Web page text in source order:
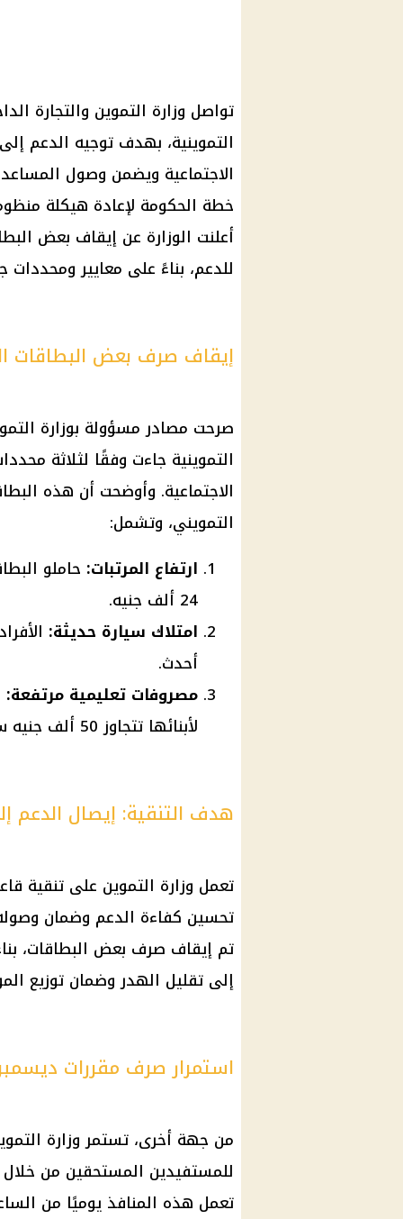
تواصل وزارة التموين والتجارة
التموينية، بهدف توجيه الدعم
الاجتماعية ويضمن وصول
خطة الحكومة لإعادة هيكلة
أعلنت الوزارة عن إيقاف بعض
للدعم، بناءً على معايير
إيقاف صرف بعض البطاقات
صرحت مصادر مسؤولة بوزارة
التموينية جاءت وفقًا لثلاثة
الاجتماعية. وأوضحت أن هذه
التمويني، وتشمل:
ارتفاع المرتبات: حاملو
24 ألف جنيه.
امتلاك سيارة حديثة:
أحدث.
مصروفات تعليمية مرتفعة:
لأبنائها تتجاوز 50 ألف جنيه سنويًا.
هدف التنقية: إيصال الدعم
تعمل وزارة التموين على تنقية
تحسين كفاءة الدعم وضمان وصوله
تم إيقاف صرف بعض البطاقات،
إلى تقليل الهدر وضمان توزيع
استمرار صرف مقررات
من جهة أخرى، تستمر وزارة
تعمل هذه المنافذ يوميًا من